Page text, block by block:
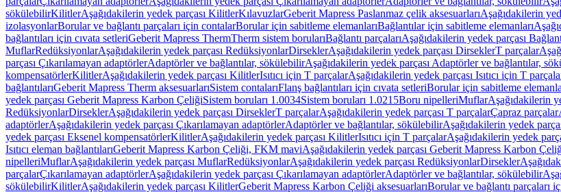
sökülebilirKilitlerAşağıdakilerin yedek parçası KilitlerKılavuzlarGeberit Mapress Paslanmaz çelik aksesuarlarıAşağıdakilerin
izolasyonlarBorular ve bağlantı parçaları için contalarBorular için sabitleme elemanlarıBağlantılar için sabitleme elemanları
bağlantıları için cıvata setleriGeberit Mapress ThermTherm sistem borularıBağlantı parçalarıAşağıdakilerin yedek parçası
MuflarRedüksiyonlarAşağıdakilerin yedek parçası RedüksiyonlarDirseklerAşağıdakilerin yedek parçası DirseklerT parçalar
parçası Çıkarılamayan adaptörlerAdaptörler ve bağlantılar, sökülebilirAşağıdakilerin yedek parçası Adaptörler ve bağlantılar,
kompensatörlerKilitlerAşağıdakilerin yedek parçası KilitlerIsıtıcı için T parçalarAşağıdakilerin yedek parçası Isıtıcı için T
bağlantılarıGeberit Mapress Therm aksesuarlarıSistem contalarıFlanş bağlantıları için cıvata setleriBorular için sabitleme
yedek parçası Geberit Mapress Karbon ÇeliğiSistem boruları 1.0034Sistem boruları 1.0215Boru nipelleriMuflarAşağıdakilerin
RedüksiyonlarDirseklerAşağıdakilerin yedek parçası DirseklerT parçalarAşağıdakilerin yedek parçası T parçalarÇapraz parçalar
adaptörlerAşağıdakilerin yedek parçası Çıkarılamayan adaptörlerAdaptörler ve bağlantılar, sökülebilirAşağıdakilerin yedek
yedek parçası Eksenel kompensatörlerKilitlerAşağıdakilerin yedek parçası KilitlerIsıtıcı için T parçalarAşağıdakilerin yedek
Isıtıcı eleman bağlantılarıGeberit Mapress Karbon Çeliği, FKM maviAşağıdakilerin yedek parçası Geberit Mapress Karbon
nipelleriMuflarAşağıdakilerin yedek parçası MuflarRedüksiyonlarAşağıdakilerin yedek parçası RedüksiyonlarDirsekler
parçalarÇıkarılamayan adaptörlerAşağıdakilerin yedek parçası Çıkarılamayan adaptörlerAdaptörler ve bağlantılar, sökülebilir
sökülebilirKilitlerAşağıdakilerin yedek parçası KilitlerGeberit Mapress Karbon Çeliği aksesuarlarıBorular ve bağlantı parçaları